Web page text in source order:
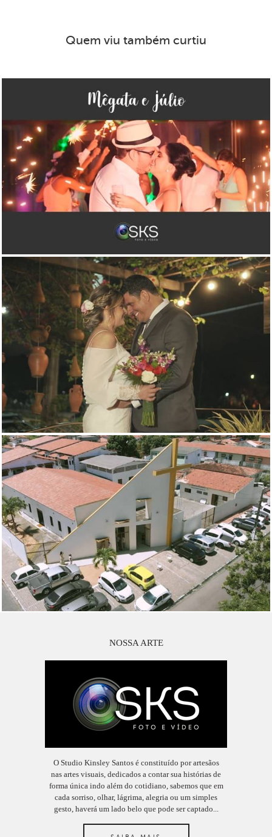
Quem viu também curtiu
NOSSA ARTE
O Studio Kinsley Santos é constituído por artesãos
nas artes visuais, dedicados a contar sua histórias de
forma única indo além do cotidiano, sabemos que em
cada sorriso, olhar, lágrima, alegria ou um simples
gesto, haverá um lado belo que pode ser captado...